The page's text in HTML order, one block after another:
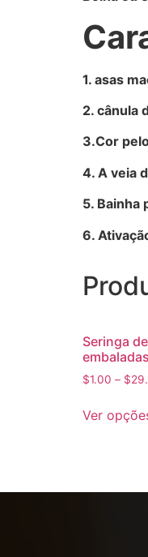
1. asas
2. cânula
3.Cor
4. A veia
5. Bainha
6.
Seringa
$1.00 – $
Ver